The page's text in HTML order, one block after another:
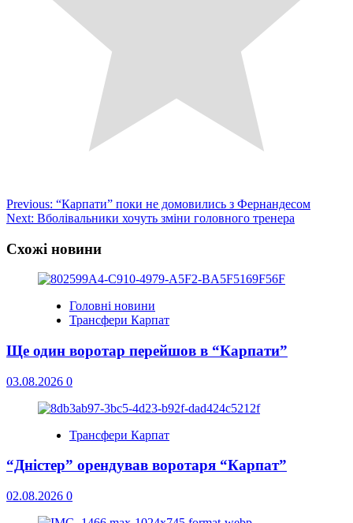
Post
navigation
Previous: “Карпати” поки не домовились з Фернандесом
Next: Вболівальники хочуть зміни головного тренера
Схожі новини
Головні новини
Трансфери Карпат
Ще один воротар перейшов в “Карпати”
03.08.2026 0
Трансфери Карпат
“Дністер” орендував воротаря “Карпат”
02.08.2026 0